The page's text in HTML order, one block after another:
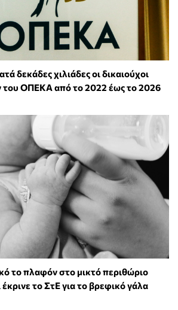
δεκάδες χιλιάδες οι δικαιούχοι
του ΟΠΕΚΑ από το 2022 έως το 2026
το πλαφόν στο μικτό περιθώριο
έκρινε το ΣτΕ για το βρεφικό γάλα